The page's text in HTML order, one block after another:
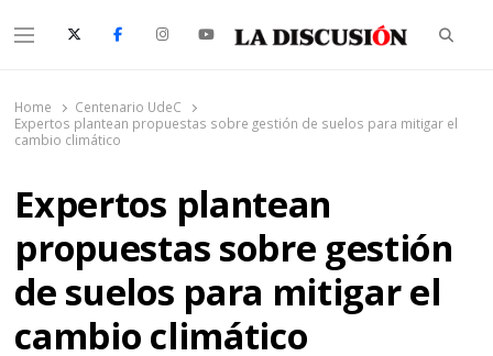
Menu
Home
Centenario UdeC
Expertos plantean propuestas sobre gestión de suelos para mitigar el
cambio climático
Expertos plantean
propuestas sobre gestión
de suelos para mitigar el
cambio climático